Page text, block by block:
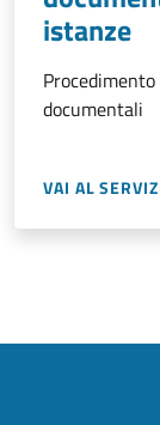
istanze
documentali
VAI AL